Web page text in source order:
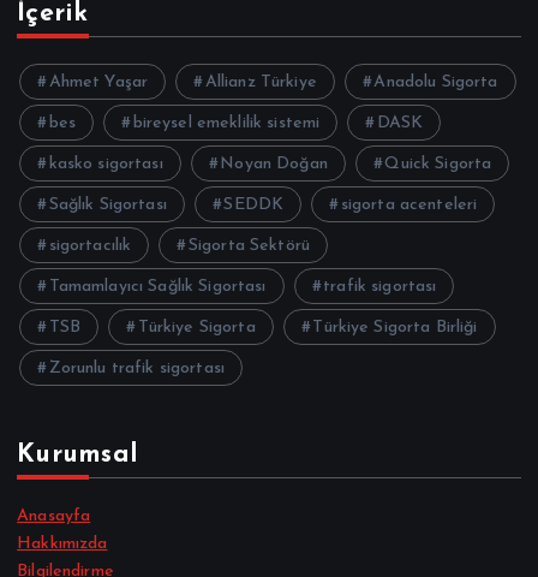
İçerik
Ahmet Yaşar Allianz Türkiye Anadolu Sigorta
bes bireysel emeklilik sistemi DASK
kasko sigortası Noyan Doğan Quick Sigorta
Sağlık Sigortası SEDDK sigorta acenteleri
sigortacılık Sigorta Sektörü
Tamamlayıcı Sağlık Sigortası trafik sigortası
TSB Türkiye Sigorta Türkiye Sigorta Birliği
Zorunlu trafik sigortası
Kurumsal
Anasayfa
Hakkımızda
Bilgilendirme